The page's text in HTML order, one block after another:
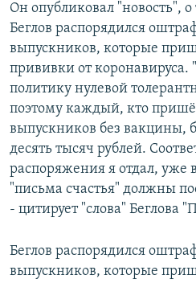
Он опубликовал "новость",
Беглов распорядился
выпускников, которые
прививки от коронавируса.
политику нулевой
поэтому каждый, кто
выпускников без вакцины,
десять тысяч рублей.
распоряжения я отдал, уже
"письма счастья" должны
- цитирует "слова" Беглова
Беглов распорядился
выпускников, которые